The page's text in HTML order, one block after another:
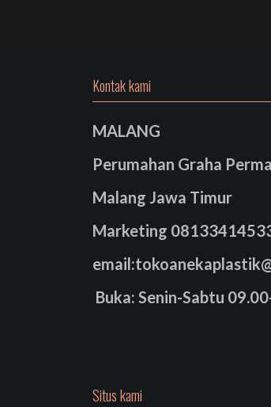
Kontak kami
MALANG
Perumahan Graha
Malang Jawa Timur
Marketing
Buka: Senin-Sabtu
Situs kami